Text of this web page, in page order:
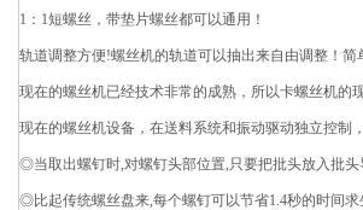
1：1短螺丝，带垫片螺丝都可以通用！
轨道调整方便!螺丝机的轨道可以抽出来自由调整！简
现在的螺丝机已经技术非常的成熟，所以卡螺丝机的
现在的螺丝机设备，在送料系统和振动驱动独立控制
◎当取出螺钉时,对螺钉头部位置,只要把批头放入批
◎比起传统螺丝盘来,每个螺钉可以节省1.4秒的时间求